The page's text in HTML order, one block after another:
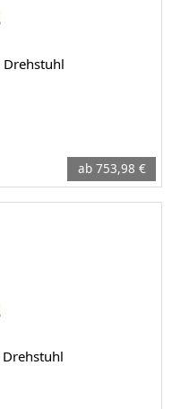
Drehstuhl
ab 753,98 €
Drehstuhl